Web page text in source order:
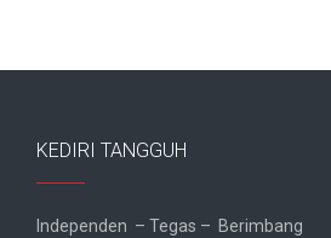
KEDIRI TANGGUH
Independen – Tegas – Berimbang